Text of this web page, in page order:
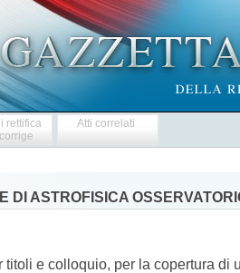
rettifica
Atti correlati
DI ASTROFISICA
e colloquio, per la copertura di